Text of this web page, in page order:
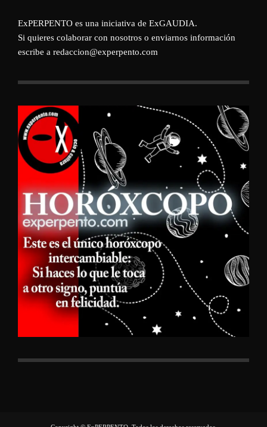
ExPERPENTO es una iniciativa de ExGAUDIA.
Si quieres colaborar con nosotros o enviarnos información
escribe a redaccion@experpento.com